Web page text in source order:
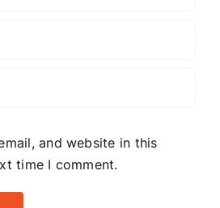
and website in this
time I comment.